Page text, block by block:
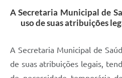
A Secretaria Municipal de
uso de suas atribuições
A Secretaria Municipal de
de suas atribuições legais,